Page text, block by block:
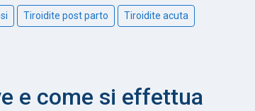
Tiroidite post parto Tiroidite acuta
e come si effettua